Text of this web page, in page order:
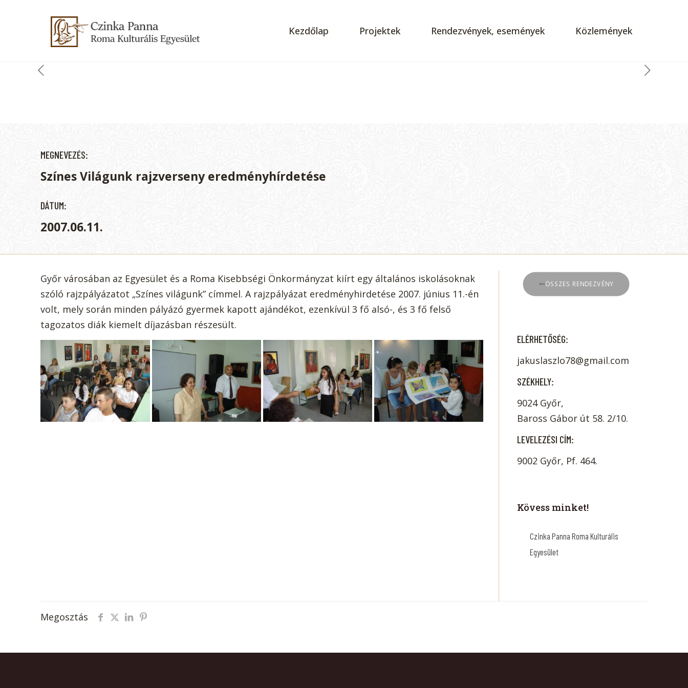
Kezdőlap Projektek Rendezvények, események Közlemények
MEGNEVEZÉS:
Színes Világunk rajzverseny eredményhírdetése
DÁTUM:
2007.06.11.
Győr városában az Egyesület és a Roma Kisebbségi Önkormányzat kiírt egy általános iskolásoknak
szóló rajzpályázatot „Színes világunk” címmel. A rajzpályázat eredményhirdetése 2007. június 11.-én
volt, mely során minden pályázó gyermek kapott ajándékot, ezenkívül 3 fő alsó-, és 3 fő felső
tagozatos diák kiemelt díjazásban részesült.
ÖSSZES RENDEZVÉNY
ELÉRHETŐSÉG:
jakuslaszlo78@gmail.com
SZÉKHELY:
9024 Győr,
Baross Gábor út 58. 2/10.
LEVELEZÉSI CÍM:
9002 Győr, Pf. 464.
Kövess minket!
Czinka Panna Roma Kulturális
Egyesület
Megosztás